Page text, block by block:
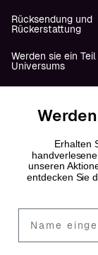
Rücksendung und
Rückerstattung
Werden sie ein
Universums
Folge uns
Instagram
LinkedIn
Erhalten
unseren
entdecken Sie
Fornavn